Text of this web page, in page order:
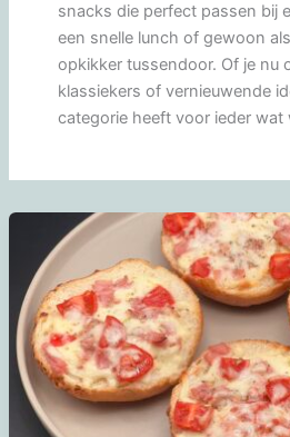
snacks die perfect passen bij
een snelle lunch of gewoon
opkikker tussendoor. Of je nu
klassiekers of vernieuwende
categorie heeft voor ieder wat